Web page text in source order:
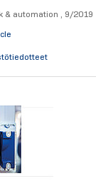
& automation , 9/2019